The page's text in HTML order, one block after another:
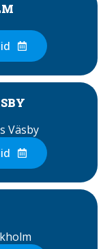
Väsby